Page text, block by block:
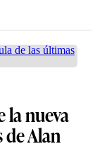
la nueva
Alan